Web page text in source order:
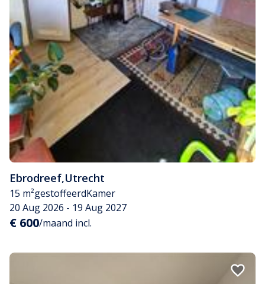
Ebrodreef,Utrecht
15 m²gestoffeerdKamer
20 Aug 2026 - 19 Aug 2027
€ 600/maand incl.